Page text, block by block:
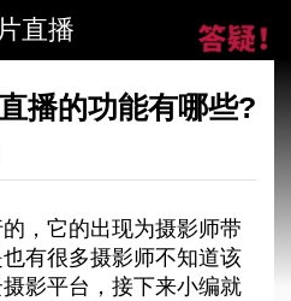
直播
播的功能有哪些?
，它的出现为摄影师带
有很多摄影师不知道该
影平台，接下来小编就